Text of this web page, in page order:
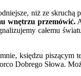
niż ze
wnętrzu przemówić.
całemu
księdzu piszącym
Dobrego Słowa.